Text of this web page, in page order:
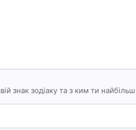
знак зодіаку та з ким ти